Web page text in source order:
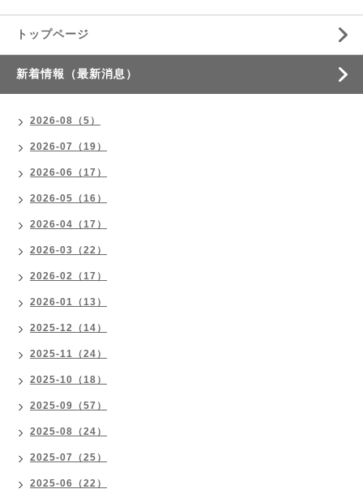
トップページ
新着情報（最新消息）
2026-08（5）
2026-07（19）
2026-06（17）
2026-05（16）
2026-04（17）
2026-03（22）
2026-02（17）
2026-01（13）
2025-12（14）
2025-11（24）
2025-10（18）
2025-09（57）
2025-08（24）
2025-07（25）
2025-06（22）